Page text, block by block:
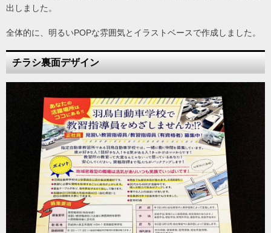
出しました。
全体的に、明るいPOPな雰囲気とイラストベースで作成しました。
チラシ裏面デザイン